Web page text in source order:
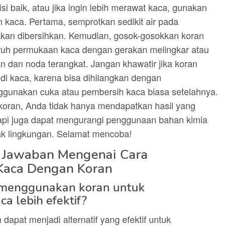
baik, atau jika ingin lebih merawat kaca, gunakan
kaca. Pertama, semprotkan sedikit air pada
dibersihkan. Kemudian, gosok-gosokkan koran
permukaan kaca dengan gerakan melingkar atau
dan noda terangkat. Jangan khawatir jika koran
kaca, karena bisa dihilangkan dengan
cuka atau pembersih kaca biasa setelahnya.
Anda tidak hanya mendapatkan hasil yang
juga dapat mengurangi penggunaan bahan kimia
lingkungan. Selamat mencoba!
Mengenai Cara
Dengan Koran
koran untuk
lebih efektif?
dapat menjadi alternatif yang efektif untuk